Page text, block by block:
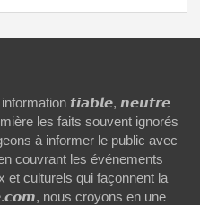
𝙛𝙞𝙖𝙗𝙡𝙚, 𝙣𝙚𝙪𝙩𝙧𝙚
les faits souvent ignorés
à informer le public avec
couvrant les événements
et culturels qui façonnent la
nous croyons en une